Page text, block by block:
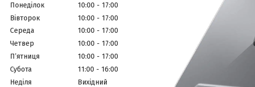
Понеділок 10:00
17:00
Вівторок
10:00
17:00
Середа
10:00
17:00
Четвер
10:00
17:00
Пʼятниця
10:00
17:00
Субота
11:00
16:00
Неділя
Вихідний